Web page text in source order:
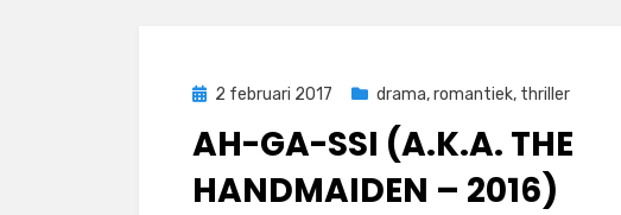
Geplaatst
2 februari 2017 drama,romantiek, thriller
AH-GA-SSI (A.K.A. THE
HANDMAIDEN – 2016)